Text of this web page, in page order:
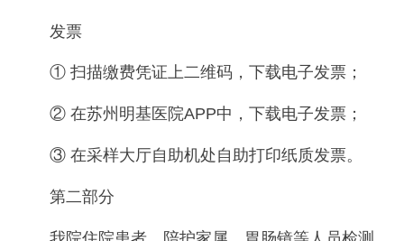
发票
① 扫描缴费凭证上二维码，下载电子发票；
② 在苏州明基医院APP中，下载电子发票；
③ 在采样大厅自助机处自助打印纸质发票。
第二部分